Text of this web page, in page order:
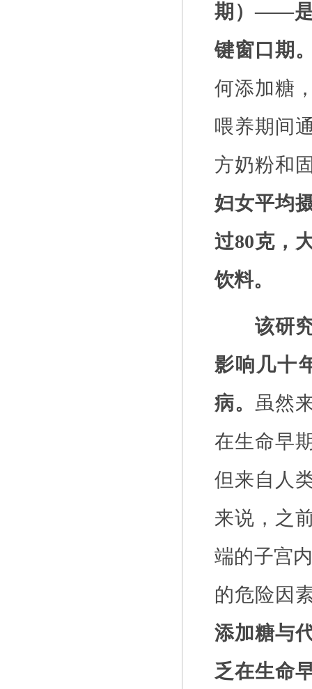
期）——
键窗口期
何添加糖
喂养期间
方奶粉和
妇女平均
过80克，
饮料。
该研
影响几十
病。 虽然
在生命早
但来自人
来说，之
端的子宫
的危险因
添加糖与
乏在生命